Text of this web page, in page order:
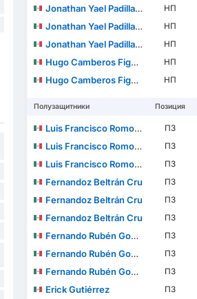
Jonathan Yael Padilla Sandoval
НП
Jonathan Yael Padilla Sandoval
НП
Jonathan Yael Padilla Sandoval
НП
Hugo Camberos Figueroa
НП
Hugo Camberos Figueroa
НП
Полузащитники Позиция
Luis Francisco Romo Barrón ПЗ
Luis Francisco Romo Barrón
ПЗ
Luis Francisco Romo Barrón
ПЗ
Fernandoz Beltrán Cru
ПЗ
Fernandoz Beltrán Cru
ПЗ
Fernandoz Beltrán Cru
ПЗ
Fernando Rubén González Pineda
ПЗ
Fernando Rubén González Pineda
ПЗ
Fernando Rubén González Pineda
ПЗ
Erick Gutiérrez
ПЗ